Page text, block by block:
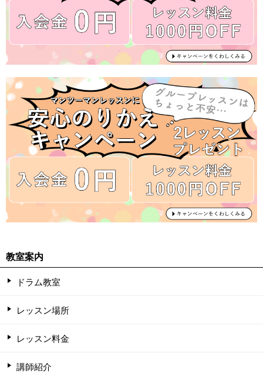
教室案内
ドラム教室
レッスン場所
レッスン料金
講師紹介